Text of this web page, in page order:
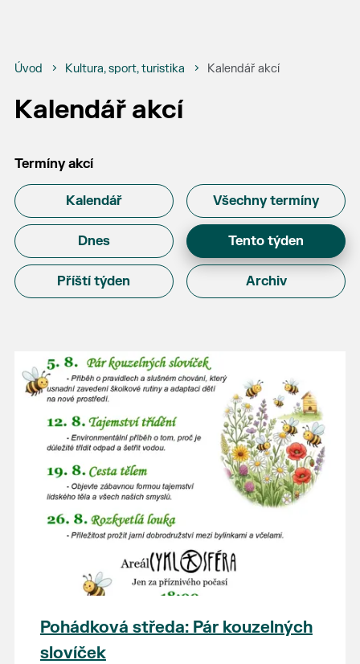
Úvod Kultura, sport, turistika Kalendář akcí
Kalendář akcí
Termíny akcí
Kalendář Všechny termíny
Dnes Tento týden
Příští týden Archiv
Pohádková středa: Pár kouzelných
slovíček